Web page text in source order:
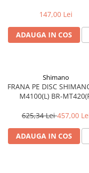
SPATE, NEGRU
147,00 Lei
ADAUGA IN COS
Shimano
FRANA PE DISC
M4100(L) BR-
METAL
625,34 Lei457,00
ADAUGA IN COS